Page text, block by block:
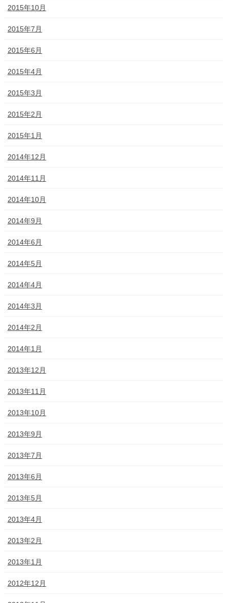
2015年10月
2015年7月
2015年6月
2015年4月
2015年3月
2015年2月
2015年1月
2014年12月
2014年11月
2014年10月
2014年9月
2014年6月
2014年5月
2014年4月
2014年3月
2014年2月
2014年1月
2013年12月
2013年11月
2013年10月
2013年9月
2013年7月
2013年6月
2013年5月
2013年4月
2013年2月
2013年1月
2012年12月